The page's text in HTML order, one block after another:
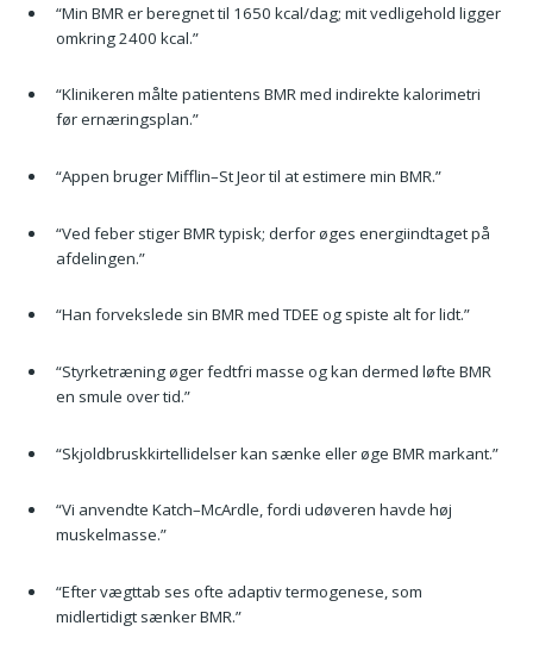
“Min BMR er beregnet til 1650 kcal/dag; mit vedligehold ligger
omkring 2400 kcal.”
“Klinikeren målte patientens BMR med indirekte kalorimetri
før ernæringsplan.”
“Appen bruger Mifflin–St Jeor til at estimere min BMR.”
“Ved feber stiger BMR typisk; derfor øges energiindtaget på
afdelingen.”
“Han forvekslede sin BMR med TDEE og spiste alt for lidt.”
“Styrketræning øger fedtfri masse og kan dermed løfte BMR
en smule over tid.”
“Skjoldbruskkirtellidelser kan sænke eller øge BMR markant.”
“Vi anvendte Katch–McArdle, fordi udøveren havde høj
muskelmasse.”
“Efter vægttab ses ofte adaptiv termogenese, som
midlertidigt sænker BMR.”